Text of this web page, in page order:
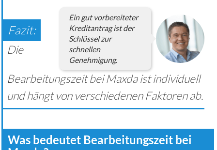
Ein gut vorbereiteter
Kreditantrag ist der
Schlüssel zur
schnellen
Genehmigung.
Die
Bearbeitungszeit bei Maxda ist individuell
und hängt von verschiedenen Faktoren ab.
Was bedeutet Bearbeitungszeit bei